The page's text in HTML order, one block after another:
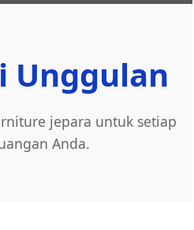
Unggulan
jepara untuk setiap
Anda.